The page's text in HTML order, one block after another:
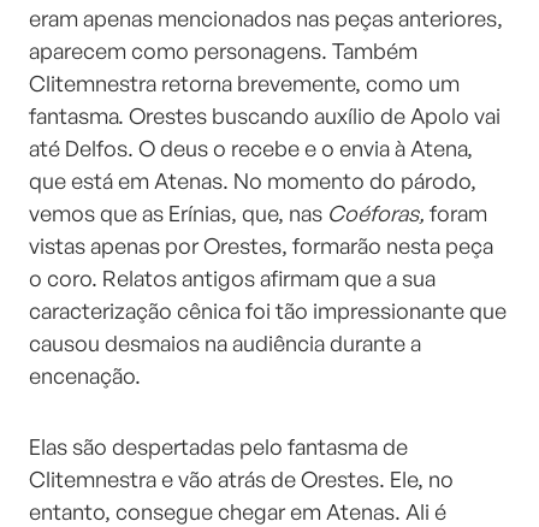
eram apenas mencionados nas peças anteriores,
aparecem como personagens. Também
Clitemnestra retorna brevemente, como um
fantasma. Orestes buscando auxílio de Apolo vai
até Delfos. O deus o recebe e o envia à Atena,
que está em Atenas. No momento do párodo,
vemos que as Erínias, que, nas Coéforas, foram
vistas apenas por Orestes, formarão nesta peça
o coro. Relatos antigos afirmam que a sua
caracterização cênica foi tão impressionante que
causou desmaios na audiência durante a
encenação.
Elas são despertadas pelo fantasma de
Clitemnestra e vão atrás de Orestes. Ele, no
entanto, consegue chegar em Atenas. Ali é